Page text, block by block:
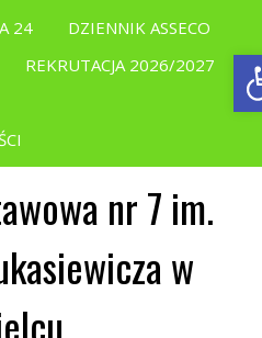
24
DZIENNIK ASSECO
REKRUTACJA 2026/2027
nr 7 im.
w